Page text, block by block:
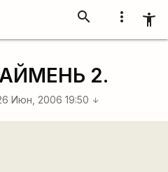
more_vert accessibility_new
search
2.
Июн, 2006 19:50 arrow_downward